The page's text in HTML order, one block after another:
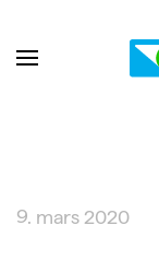
9. mars 2020